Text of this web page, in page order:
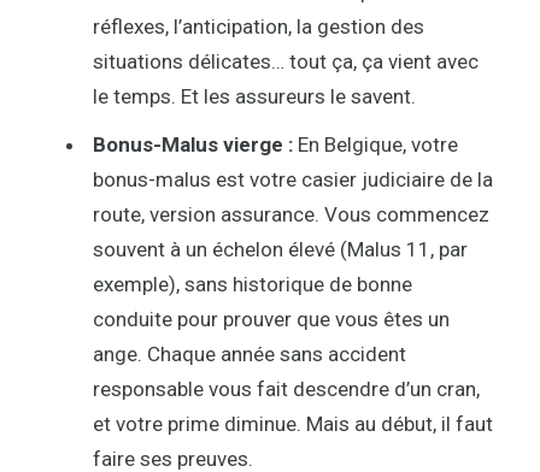
réflexes, l’anticipation, la gestion des
situations délicates… tout ça, ça vient avec
le temps. Et les assureurs le savent.
Bonus-Malus vierge : En Belgique, votre
bonus-malus est votre casier judiciaire de la
route, version assurance. Vous commencez
souvent à un échelon élevé (Malus 11, par
exemple), sans historique de bonne
conduite pour prouver que vous êtes un
ange. Chaque année sans accident
responsable vous fait descendre d’un cran,
et votre prime diminue. Mais au début, il faut
faire ses preuves.